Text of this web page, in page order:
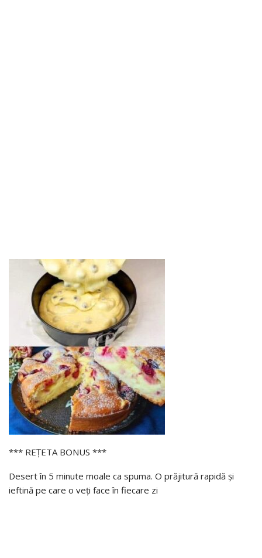
*** REȚETA BONUS ***
Desert în 5 minute moale ca spuma. O prăjitură rapidă și
ieftină pe care o veți face în fiecare zi